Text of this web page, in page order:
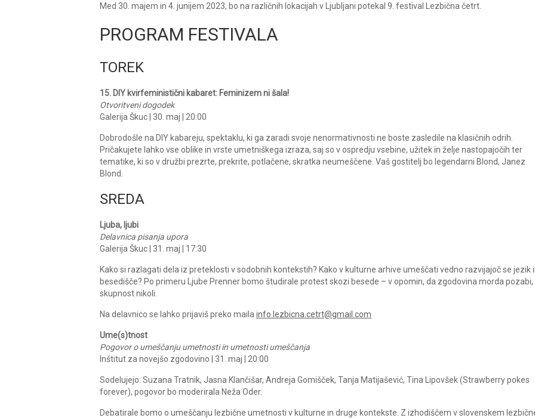
Med 30. majem in 4. junijem 2023, bo na različnih lokacijah v Ljubljani potekal 9. festival Lezbična četrt.
PROGRAM FESTIVALA
TOREK
15. DIY kvirfeministični kabaret: Feminizem ni šala!
Otvoritveni dogodek
Galerija Škuc | 30. maj | 20:00
Dobrodošle na DIY kabareju, spektaklu, ki ga zaradi svoje nenormativnosti ne boste zasledile na klasičnih odrih.
Pričakujete lahko vse oblike in vrste umetniškega izraza, saj so v ospredju vsebine, užitek in želje nastopajočih ter
tematike, ki so v družbi prezrte, prekrite, potlačene, skratka neumeščene. Vaš gostitelj bo legendarni Blond, Janez
Blond.
SREDA
Ljuba, ljubi
Delavnica pisanja upora
Galerija Škuc | 31. maj | 17:30
Kako si razlagati dela iz preteklosti v sodobnih kontekstih? Kako v kulturne arhive umeščati vedno razvijajoč se jezik
besedišče? Po primeru Ljube Prenner bomo študirale protest skozi besede – v opomin, da zgodovina morda pozabi,
skupnost nikoli.
Na delavnico se lahko prijaviš preko maila info.lezbicna.cetrt@gmail.com
Ume(s)tnost
Pogovor o umeščanju umetnosti in umetnosti umeščanja
Inštitut za novejšo zgodovino | 31. maj | 20:00
Sodelujejo: Suzana Tratnik, Jasna Klančišar, Andreja Gomišček, Tanja Matijašević, Tina Lipovšek (Strawberry pokes
forever), pogovor bo moderirala Neža Oder.
Debatirale bomo o umeščanju lezbične umetnosti v kulturne in druge kontekste. Z izhodiščem v slovenskem